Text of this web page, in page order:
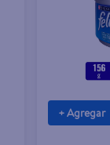
+ Agregar